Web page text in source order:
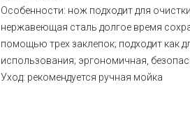
Особенности: нож подходит для
нержавеющая сталь долгое время
помощью трех заклепок; подходит как
использования; эргономичная,
Уход: рекомендуется ручная мойка